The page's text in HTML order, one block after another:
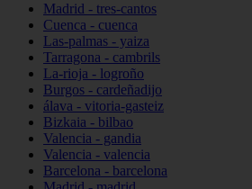
Madrid - tres-cantos
Cuenca - cuenca
Las-palmas - yaiza
Tarragona - cambrils
La-rioja - logroño
Burgos - cardeñadijo
álava - vitoria-gasteiz
Bizkaia - bilbao
Valencia - gandia
Valencia - valencia
Barcelona - barcelona